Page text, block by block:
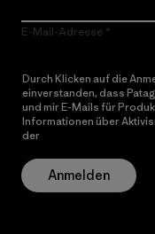
E-Mail-Adresse
Durch Klicken auf die
einverstanden, dass
und mir E-Mails für
Informationen über
der
Anmelden